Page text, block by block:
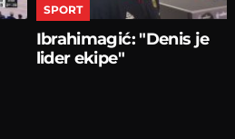
SPORT
Ibrahimagić: "Denis je
lider ekipe"